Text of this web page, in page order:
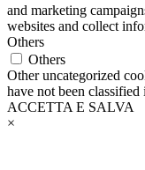
and marketing
websites and collect
Others
Others
Other uncategorized
have not been classified
ACCETTA E SALVA
×